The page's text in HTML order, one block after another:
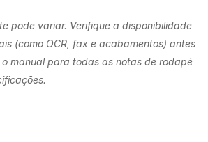
pode variar. Verifique a disponibilidade
(como OCR, fax e acabamentos) antes
manual para todas as notas de rodapé